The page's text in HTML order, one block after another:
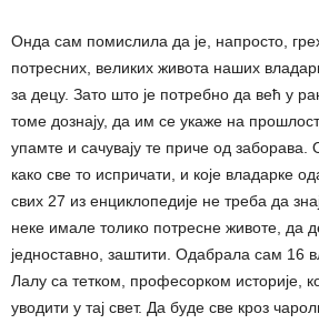
Онда сам помислила да је, напросто,
потресних, великих живота наших
за децу. Зато што је потребно да већ у
томе дознају, да им се укаже на
упамте и сачувају те приче од
како све то испричати, и које владарке
свих 27 из енциклопедије не треба да
неке имале толико потресне животе, да
једноставно, заштити. Одабрала сам 16
Лалу са тетком, професорком историје,
уводити у тај свет. Да буде све кроз